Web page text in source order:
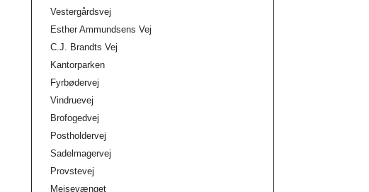
Vestergårdsvej
Esther Ammundsens Vej
C.J. Brandts Vej
Kantorparken
Fyrbødervej
Vindruevej
Brofogedvej
Postholdervej
Sadelmagervej
Provstevej
Mejsevænget